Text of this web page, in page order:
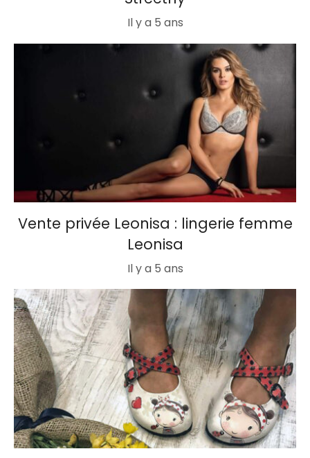
Il y a 5 ans
Vente privée Leonisa : lingerie femme
Leonisa
Il y a 5 ans